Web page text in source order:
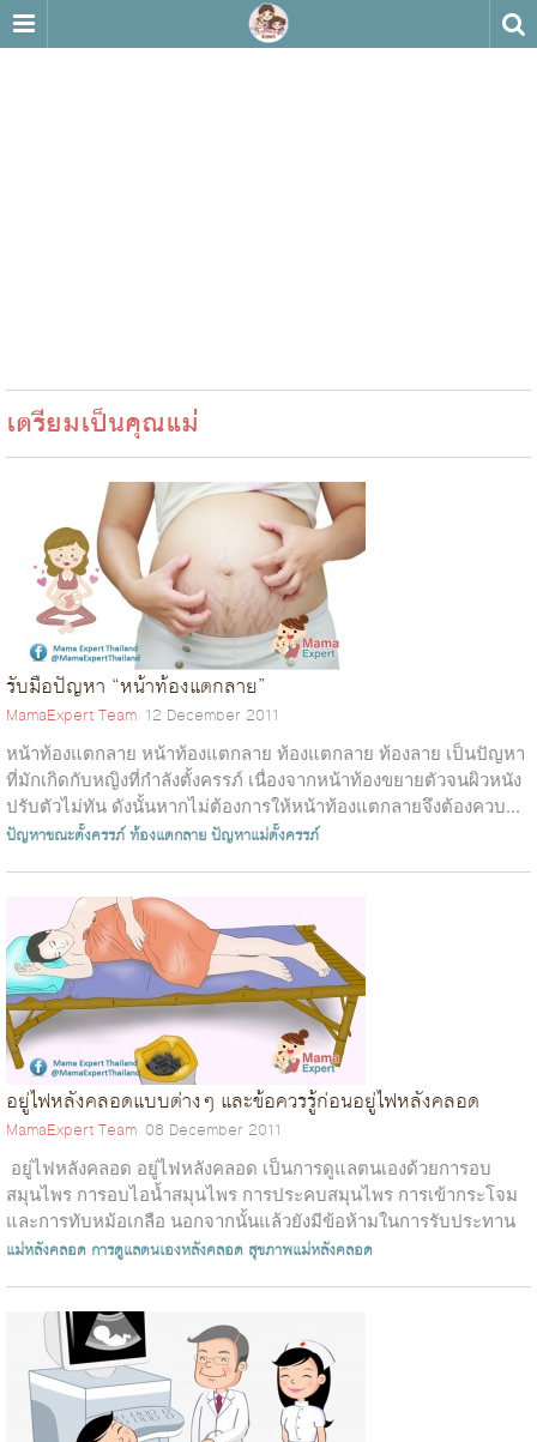
เตรียมเป็นคุณแม่
รับมือปัญหา “หน้าท้องแตกลาย”
MamaExpert Team 12 December 2011
หน้าท้องแตกลาย หน้าท้องแตกลาย ท้องแตกลาย ท้องลาย เป็นปัญหา
ที่มักเกิดกับหญิงที่กำลังตั้งครรภ์ เนื่องจากหน้าท้องขยายตัวจนผิวหนัง
ปรับตัวไม่ทัน ดังนั้นหากไม่ต้องการให้หน้าท้องแตกลายจึงต้องควบ...
ปัญหาขณะตั้งครรภ์ท้องแตกลายปัญหาแม่ตั้งครรภ์
อยู่ไฟหลังคลอดแบบต่างๆ และข้อควรรู้ก่อนอยู่ไฟหลังคลอด
MamaExpert Team 08 December 2011
อยู่ไฟหลังคลอด อยู่ไฟหลังคลอด เป็นการดูแลตนเองด้วยการอบ
สมุนไพร การอบไอน้ำสมุนไพร การประคบสมุนไพร การเข้ากระโจม
และการทับหม้อเกลือ นอกจากนั้นแล้วยังมีข้อห้ามในการรับประทาน
อาหาร งดอาหารแสลงต่าง...
แม่หลังคลอด การดูแลตนเองหลังคลอด สุขภาพแม่หลังคลอด